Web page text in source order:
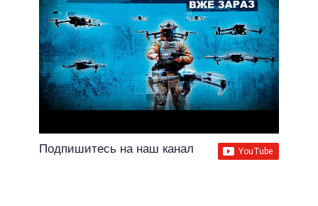
Подпишитесь на наш канал